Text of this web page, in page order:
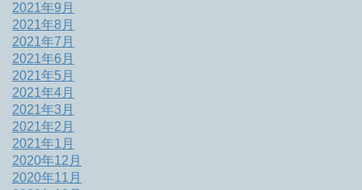
2021年9月
2021年8月
2021年7月
2021年6月
2021年5月
2021年4月
2021年3月
2021年2月
2021年1月
2020年12月
2020年11月